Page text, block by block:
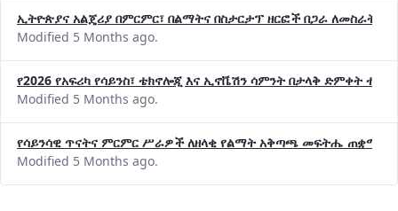
ኢትዮጵያና አልጄሪያ በምርምር፣ በልማትና በስታርታፕ ዘርፎች በጋራ ለመስራት
Modified 5 Months ago.
የ2026 የአፍሪካ የሳይንስ፣ ቴክኖሎጂ እና ኢኖቬሽን ሳምንት በታላቅ ድምቀት
Modified 5 Months ago.
የሳይንሳዊ ጥናትና ምርምር ሥራዎች ለዘላቂ የልማት አቅጣጫ መፍትሔ ጠቋሚ
Modified 5 Months ago.